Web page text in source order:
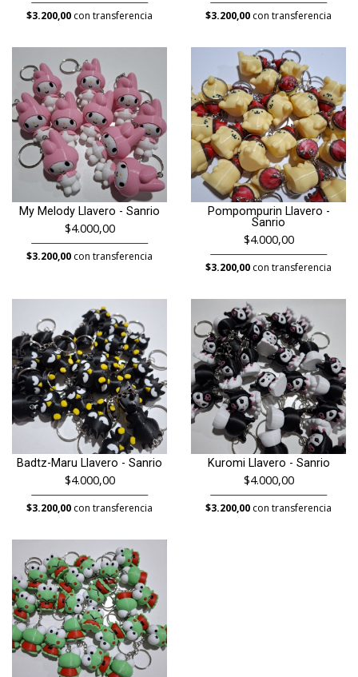
$3.200,00 con transferencia $3.200,00 con transferencia
My Melody Llavero - Sanrio
$4.000,00
$3.200,00 con transferencia
Pompompurin Llavero -
Sanrio
$4.000,00
$3.200,00 con transferencia
Badtz-Maru Llavero - Sanrio
$4.000,00
$3.200,00 con transferencia
Kuromi Llavero - Sanrio
$4.000,00
$3.200,00 con transferencia